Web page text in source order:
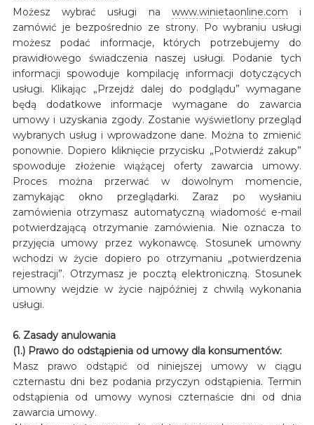
Możesz wybrać usługi na www.winietaonline.com i
zamówić je bezpośrednio ze strony. Po wybraniu usługi
możesz podać informacje, których potrzebujemy do
prawidłowego świadczenia naszej usługi. Podanie tych
informacji spowoduje kompilację informacji dotyczących
usługi. Klikając „Przejdź dalej do podglądu” wymagane
będą dodatkowe informacje wymagane do zawarcia
umowy i uzyskania zgody. Zostanie wyświetlony przegląd
wybranych usług i wprowadzone dane. Można to zmienić
ponownie. Dopiero kliknięcie przycisku „Potwierdź zakup”
spowoduje złożenie wiążącej oferty zawarcia umowy.
Proces można przerwać w dowolnym momencie,
zamykając okno przeglądarki. Zaraz po wysłaniu
zamówienia otrzymasz automatyczną wiadomość e-mail
potwierdzającą otrzymanie zamówienia. Nie oznacza to
przyjęcia umowy przez wykonawcę. Stosunek umowny
wchodzi w życie dopiero po otrzymaniu „potwierdzenia
rejestracji”. Otrzymasz je pocztą elektroniczną. Stosunek
umowny wejdzie w życie najpóźniej z chwilą wykonania
usługi.
6. Zasady anulowania
(1.) Prawo do odstąpienia od umowy dla konsumentów:
Masz prawo odstąpić od niniejszej umowy w ciągu
czternastu dni bez podania przyczyn odstąpienia. Termin
odstąpienia od umowy wynosi czternaście dni od dnia
zawarcia umowy.